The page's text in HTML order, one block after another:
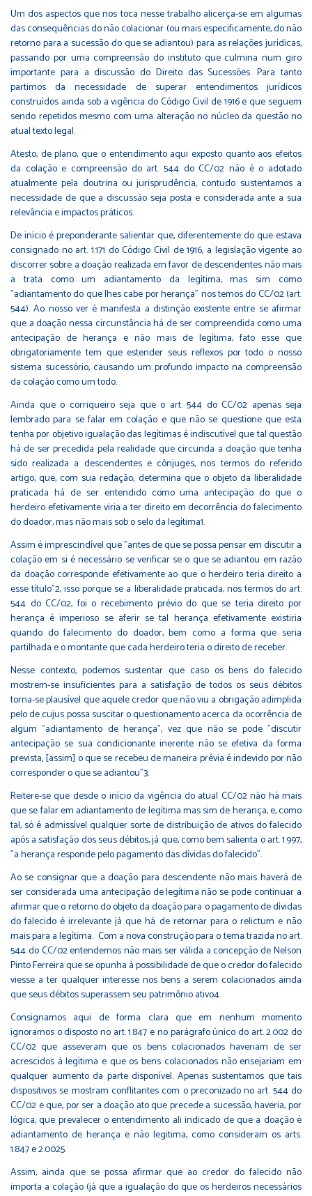
Um dos aspectos que nos toca nesse trabalho alicerça-se em algumas
das consequências do não colacionar (ou mais especificamente, do não
retorno para a sucessão do que se adiantou) para as relações jurídicas,
passando por uma compreensão do instituto que culmina num giro
importante para a discussão do Direito das Sucessões. Para tanto
partimos da necessidade de superar entendimentos jurídicos
construídos ainda sob a vigência do Código Civil de 1916 e que seguem
sendo repetidos mesmo com uma alteração no núcleo da questão no
atual texto legal.
Atesto, de plano, que o entendimento aqui exposto quanto aos efeitos
da colação e compreensão do art. 544 do CC/02 não é o adotado
atualmente pela doutrina ou jurisprudência, contudo sustentamos a
necessidade de que a discussão seja posta e considerada ante a sua
relevância e impactos práticos.
De início é preponderante salientar que, diferentemente do que estava
consignado no art. 1.171 do Código Civil de 1916, a legislação vigente ao
discorrer sobre a doação realizada em favor de descendentes não mais
a trata como um adiantamento da legítima, mas sim como
"adiantamento do que lhes cabe por herança" nos temos do CC/02 (art.
544). Ao nosso ver é manifesta a distinção existente entre se afirmar
que a doação nessa circunstância há de ser compreendida como uma
antecipação de herança e não mais de legítima, fato esse que
obrigatoriamente tem que estender seus reflexos por todo o nosso
sistema sucessório, causando um profundo impacto na compreensão
da colação como um todo.
Ainda que o corriqueiro seja que o art. 544 do CC/02 apenas seja
lembrado para se falar em colação e que não se questione que esta
tenha por objetivo igualação das legítimas é indiscutível que tal questão
há de ser precedida pela realidade que circunda a doação que tenha
sido realizada a descendentes e cônjuges, nos termos do referido
artigo, que, com sua redação, determina que o objeto da liberalidade
praticada há de ser entendido como uma antecipação do que o
herdeiro efetivamente viria a ter direito em decorrência do falecimento
do doador, mas não mais sob o selo da legítima1.
Assim é imprescindível que "antes de que se possa pensar em discutir a
colação em si é necessário se verificar se o que se adiantou em razão
da doação corresponde efetivamente ao que o herdeiro teria direito a
esse título"2, isso porque se a liberalidade praticada, nos termos do art.
544 do CC/02, foi o recebimento prévio do que se teria direito por
herança é imperioso se aferir se tal herança efetivamente existiria
quando do falecimento do doador, bem como a forma que seria
partilhada e o montante que cada herdeiro teria o direito de receber.
Nesse contexto, podemos sustentar que caso os bens do falecido
mostrem-se insuficientes para a satisfação de todos os seus débitos
torna-se plausível que aquele credor que não viu a obrigação adimplida
pelo de cujus possa suscitar o questionamento acerca da ocorrência de
algum "adiantamento de herança", vez que não se pode "discutir
antecipação se sua condicionante inerente não se efetiva da forma
prevista, [assim] o que se recebeu de maneira prévia é indevido por não
corresponder o que se adiantou"3.
Reitere-se que desde o início da vigência do atual CC/02 não há mais
que se falar em adiantamento de legítima mas sim de herança, e, como
tal, só é admissível qualquer sorte de distribuição de ativos do falecido
após a satisfação dos seus débitos, já que, como bem salienta o art. 1.997,
"a herança responde pelo pagamento das dívidas do falecido".
Ao se consignar que a doação para descendente não mais haverá de
ser considerada uma antecipação de legítima não se pode continuar a
afirmar que o retorno do objeto da doação para o pagamento de dívidas
do falecido é irrelevante já que há de retornar para o relictum e não
mais para a legítima. Com a nova construção para o tema trazida no art.
544 do CC/02 entendemos não mais ser válida a concepção de Nelson
Pinto Ferreira que se opunha à possibilidade de que o credor do falecido
viesse a ter qualquer interesse nos bens a serem colacionados ainda
que seus débitos superassem seu patrimônio ativo4.
Consignamos aqui de forma clara que em nenhum momento
ignoramos o disposto no art. 1.847 e no parágrafo único do art. 2.002 do
CC/02 que asseveram que os bens colacionados haveriam de ser
acrescidos à legítima e que os bens colacionados não ensejariam em
qualquer aumento da parte disponível. Apenas sustentamos que tais
dispositivos se mostram conflitantes com o preconizado no art. 544 do
CC/02 e que, por ser a doação ato que precede a sucessão, haveria, por
lógica, que prevalecer o entendimento ali indicado de que a doação é
adiantamento de herança e não legitima, como consideram os arts.
1.847 e 2.0025.
Assim, ainda que se possa afirmar que ao credor do falecido não
importa a colação (já que a igualação do que os herdeiros necessários